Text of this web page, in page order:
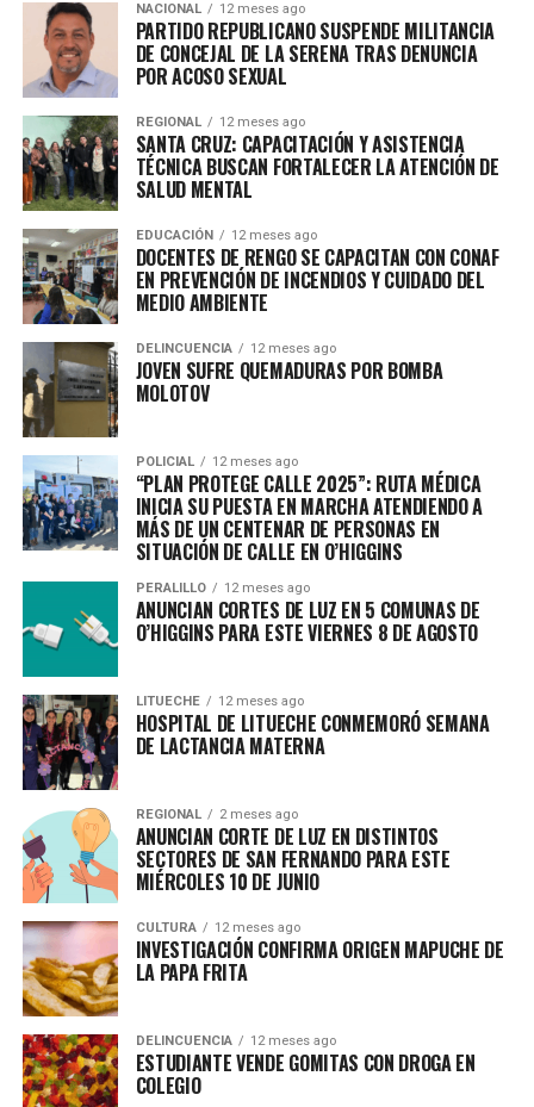
NACIONAL 12 meses ago
PARTIDO REPUBLICANO SUSPENDE MILITANCIA
DE CONCEJAL DE LA SERENA TRAS DENUNCIA
POR ACOSO SEXUAL
REGIONAL 12 meses ago
SANTA CRUZ: CAPACITACIÓN Y ASISTENCIA
TÉCNICA BUSCAN FORTALECER LA ATENCIÓN DE
SALUD MENTAL
EDUCACIÓN 12 meses ago
DOCENTES DE RENGO SE CAPACITAN CON CONAF
EN PREVENCIÓN DE INCENDIOS Y CUIDADO DEL
MEDIO AMBIENTE
DELINCUENCIA 12 meses ago
JOVEN SUFRE QUEMADURAS POR BOMBA
MOLOTOV
POLICIAL 12 meses ago
“PLAN PROTEGE CALLE 2025”: RUTA MÉDICA
INICIA SU PUESTA EN MARCHA ATENDIENDO A
MÁS DE UN CENTENAR DE PERSONAS EN
SITUACIÓN DE CALLE EN O’HIGGINS
PERALILLO 12 meses ago
ANUNCIAN CORTES DE LUZ EN 5 COMUNAS DE
O’HIGGINS PARA ESTE VIERNES 8 DE AGOSTO
LITUECHE 12 meses ago
HOSPITAL DE LITUECHE CONMEMORÓ SEMANA
DE LACTANCIA MATERNA
REGIONAL 2 meses ago
ANUNCIAN CORTE DE LUZ EN DISTINTOS
SECTORES DE SAN FERNANDO PARA ESTE
MIÉRCOLES 10 DE JUNIO
CULTURA 12 meses ago
INVESTIGACIÓN CONFIRMA ORIGEN MAPUCHE DE
LA PAPA FRITA
DELINCUENCIA 12 meses ago
ESTUDIANTE VENDE GOMITAS CON DROGA EN
COLEGIO